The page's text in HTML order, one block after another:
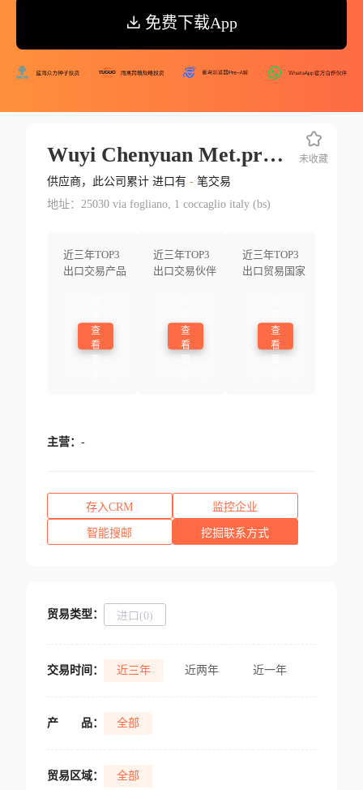
免费下载App
Wuyi Chenyuan Met.prod.co.ltd
供应商，此公司累计 进口有 -笔交易
地址：25030 via fogliano, 1 coccaglio italy (bs)
近三年TOP3
出口交易产品
查
看
近三年TOP3
出口交易伙伴
查
看
近三年TOP3
出口贸易国家
查
看
未收藏
主营： -
存入CRM 监控企业
智能搜邮 挖掘联系方式
贸易类型： 进口(0)
交易时间： 近三年 近两年 近一年
产 品： 全部
贸易区域： 全部